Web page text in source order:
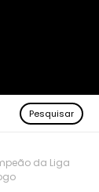
Pesquisar
da Liga